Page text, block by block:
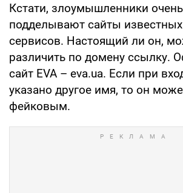
Кстати, злоумышленники
подделывают сайты
сервисов. Настоящий ли он,
различить по домену ссылку.
сайт EVA – eva.ua. Если при
указано другое имя, то он
фейковым.